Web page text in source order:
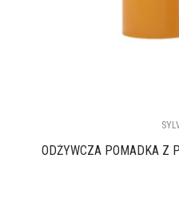
ODŻYWCZA POMADKA Z